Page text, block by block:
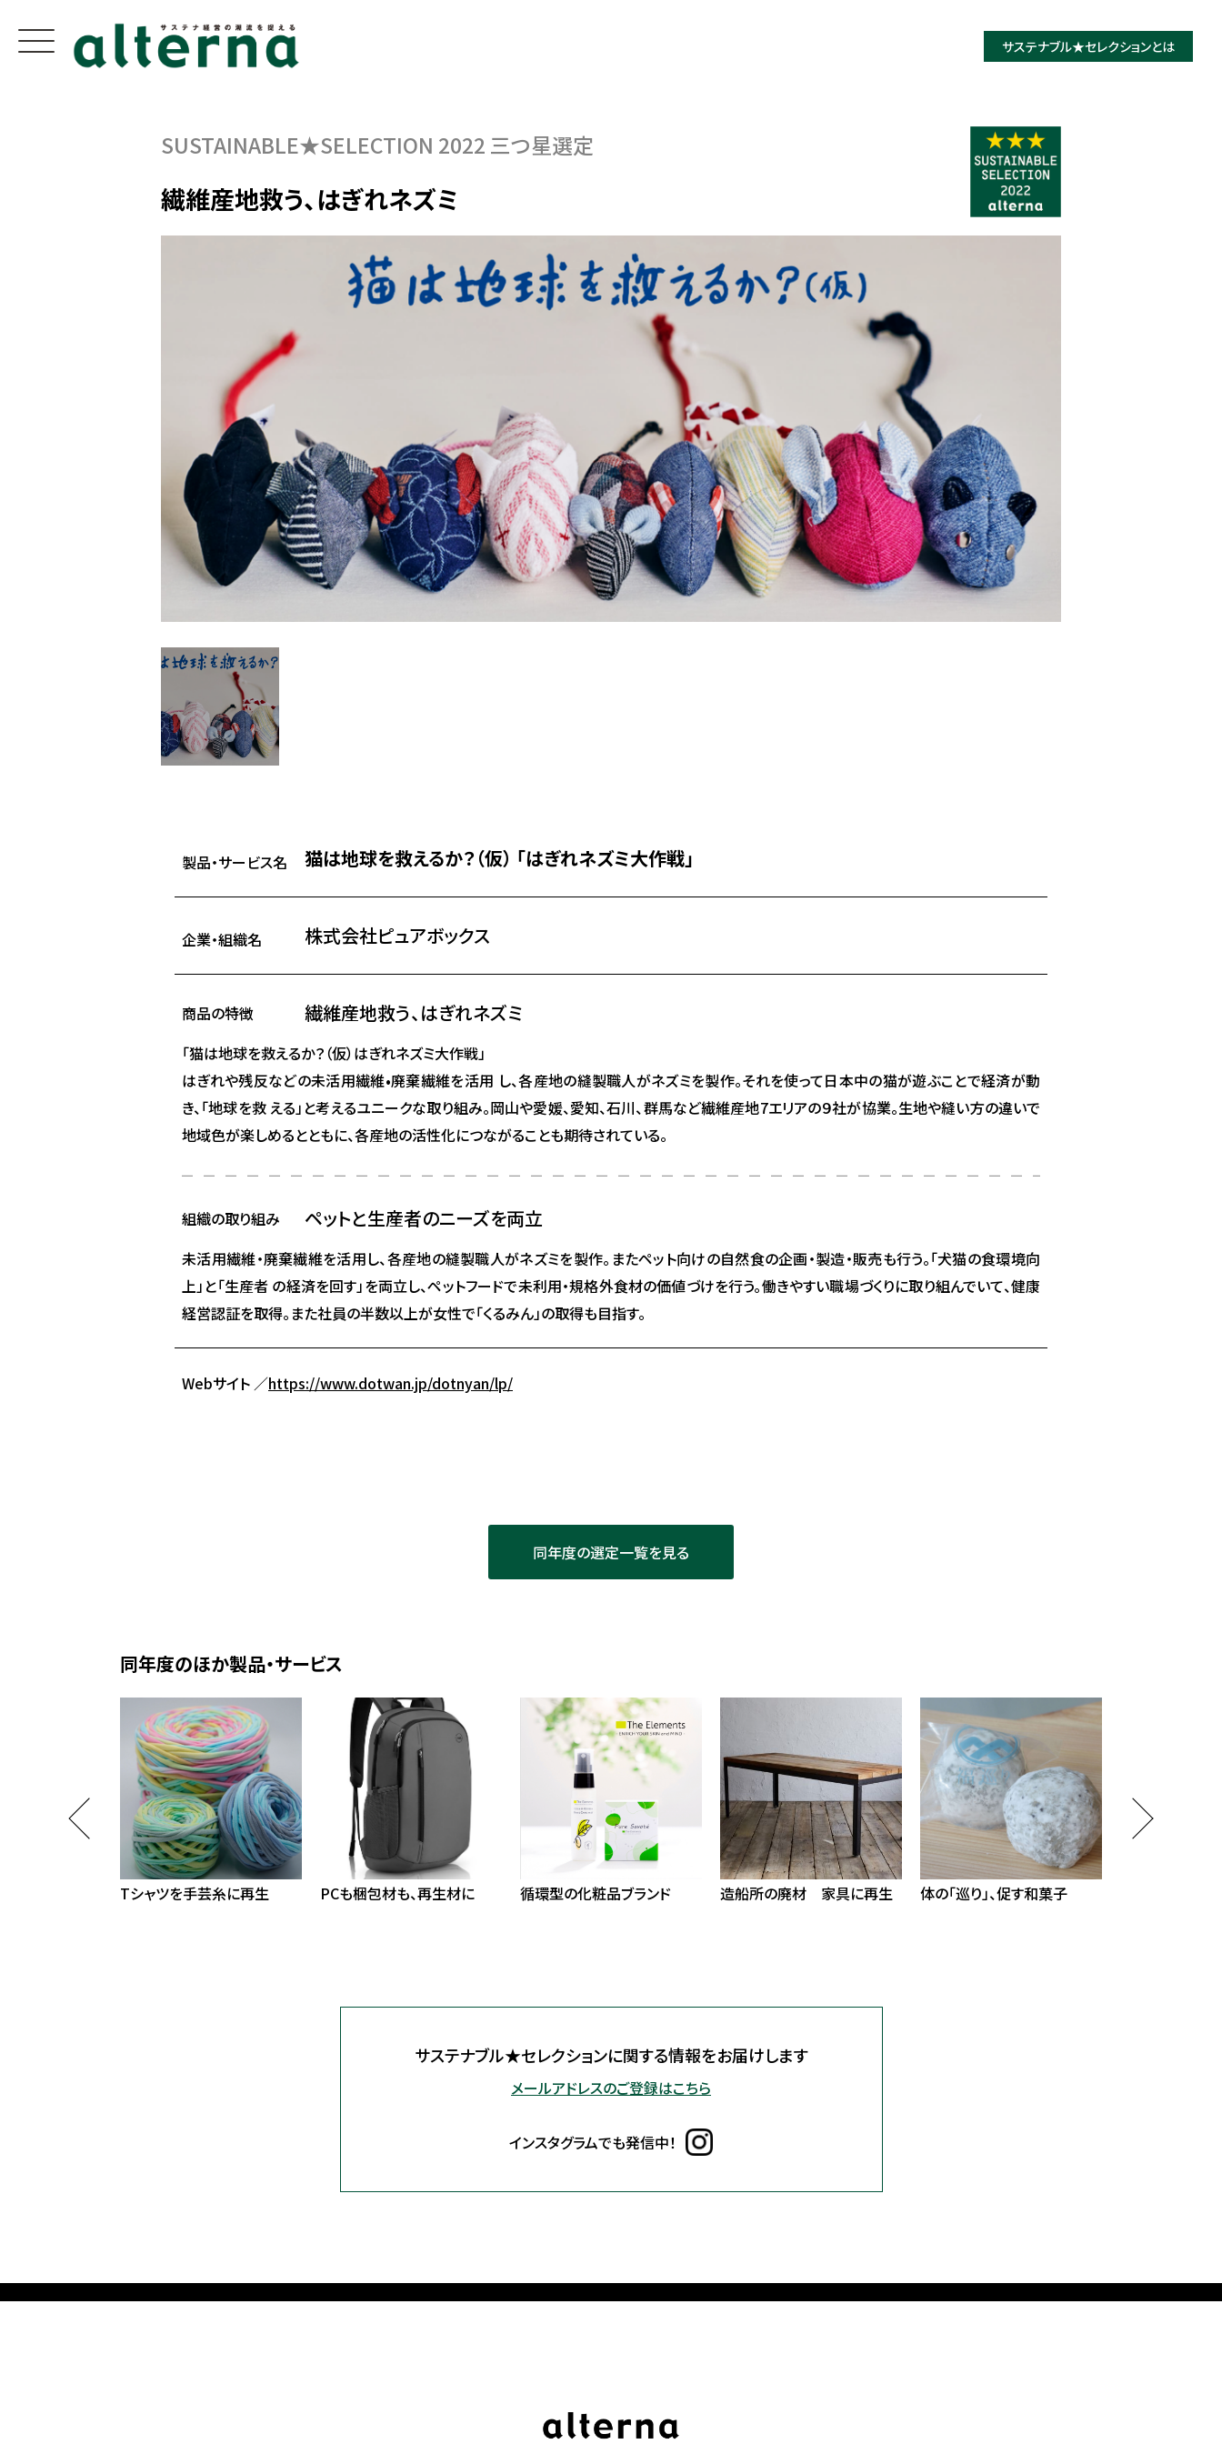
サステナブル★セレクションとは
SUSTAINABLE★SELECTION 2022 三つ星選定
繊維産地救う、はぎれネズミ
製品・サービス名 猫は地球を救えるか？（仮） 「はぎれネズミ大作戦」
企業・組織名 株式会社ピュアボックス
商品の特徴 繊維産地救う、はぎれネズミ
「猫は地球を救えるか？（仮）はぎれネズミ大作戦」
はぎれや残反などの未活用繊維•廃棄繊維を活用 し、各産地の縫製職人がネズミを製作。それを使って日本中の猫が遊ぶことで経済が動
き、「地球を救 える」と考えるユニークな取り組み。岡山や愛媛、愛知、石川、群馬など繊維産地7エリアの９社が協業。生地や縫い方の違いで
地域色が楽しめるとともに、各産地の活性化につながることも期待されている。
組織の取り組み ペットと生産者のニーズを両立
未活用繊維・廃棄繊維を活用し、各産地の縫製職人がネズミを製作。またペット向けの自然食の企画・製造・販売も行う。「犬猫の食環境向
上」と「生産者 の経済を回す」を両立し、ペットフードで未利用・規格外食材の価値づけを行う。働きやすい職場づくりに取り組んでいて、健康
経営認証を取得。また社員の半数以上が女性で「くるみん」の取得も目指す。
Webサイト ／https://www.dotwan.jp/dotnyan/lp/
同年度の選定一覧を見る
同年度のほか製品・サービス
Tシャツを手芸糸に再生 PCも梱包材も、再生材に 循環型の化粧品ブランド 造船所の廃材 家具に再生 体の「巡り」、促す和菓子
サステナブル★セレクションに関する情報をお届けします
メールアドレスのご登録はこちら
インスタグラムでも発信中！